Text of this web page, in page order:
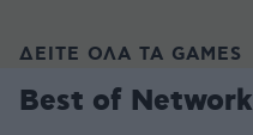
ΔΕΙΤΕ ΟΛΑ ΤΑ GAMES
Best of Network